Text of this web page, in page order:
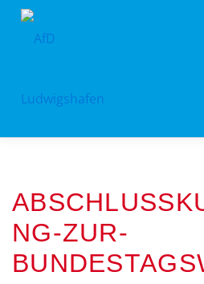
Zum
PROGRAMM KONTAKT
NG-ZUR-